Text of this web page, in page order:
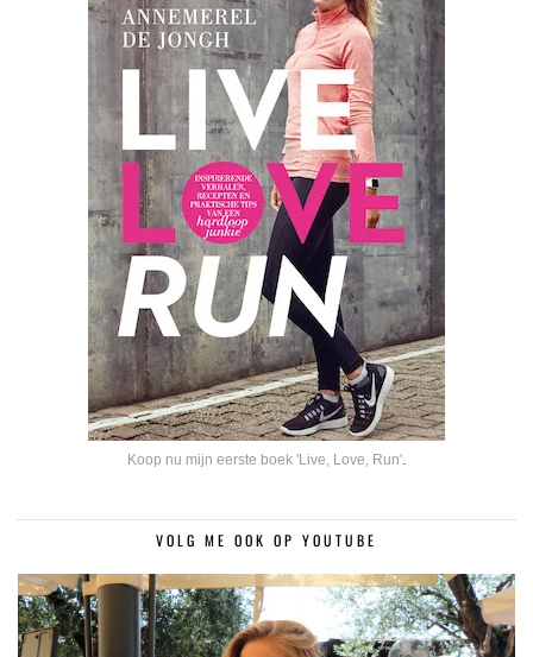
Koop nu mijn eerste boek 'Live, Love, Run'.
VOLG ME OOK OP YOUTUBE